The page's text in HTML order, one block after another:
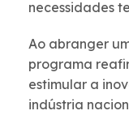
necessidades
Ao abranger
programa
estimular a
indústria